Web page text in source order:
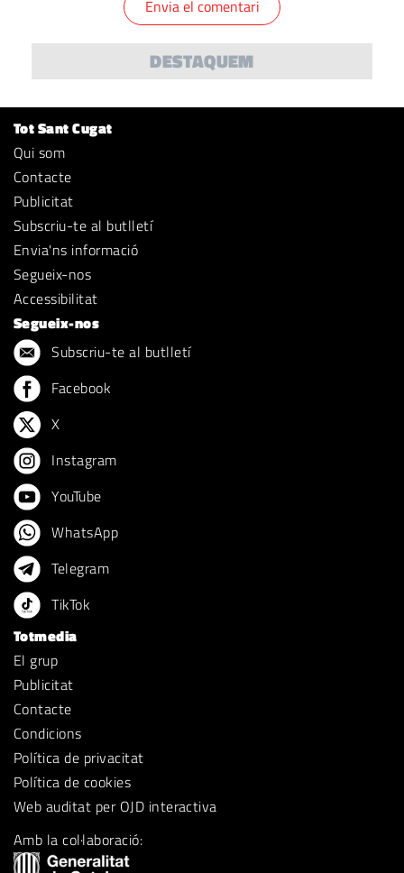
DESTAQUEM
Tot Sant Cugat
Qui som
Contacte
Publicitat
Subscriu-te al butlletí
Envia'ns informació
Segueix-nos
Accessibilitat
Segueix-nos
Subscriu-te al butlletí
Facebook
X
Instagram
YouTube
WhatsApp
Telegram
TikTok
Totmedia
El grup
Publicitat
Contacte
Condicions
Política de privacitat
Política de cookies
Web auditat per OJD interactiva
Amb la col·laboració: